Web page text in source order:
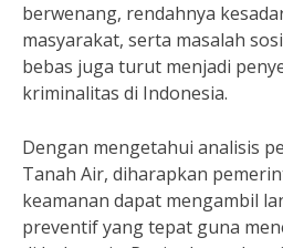
berwenang, rendahnya
masyarakat, serta masalah
bebas juga turut menjadi
kriminalitas di Indonesia.
Dengan mengetahui analisis
Tanah Air, diharapkan
keamanan dapat mengambil
preventif yang tepat guna